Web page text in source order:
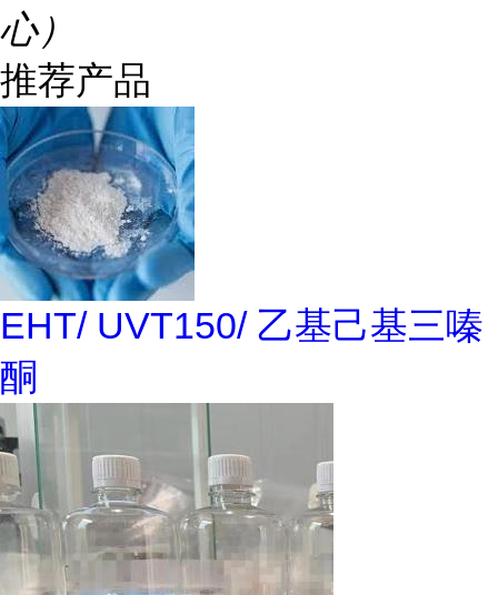
心）
推荐产品
EHT/ UVT150/ 乙基己基三嗪
酮